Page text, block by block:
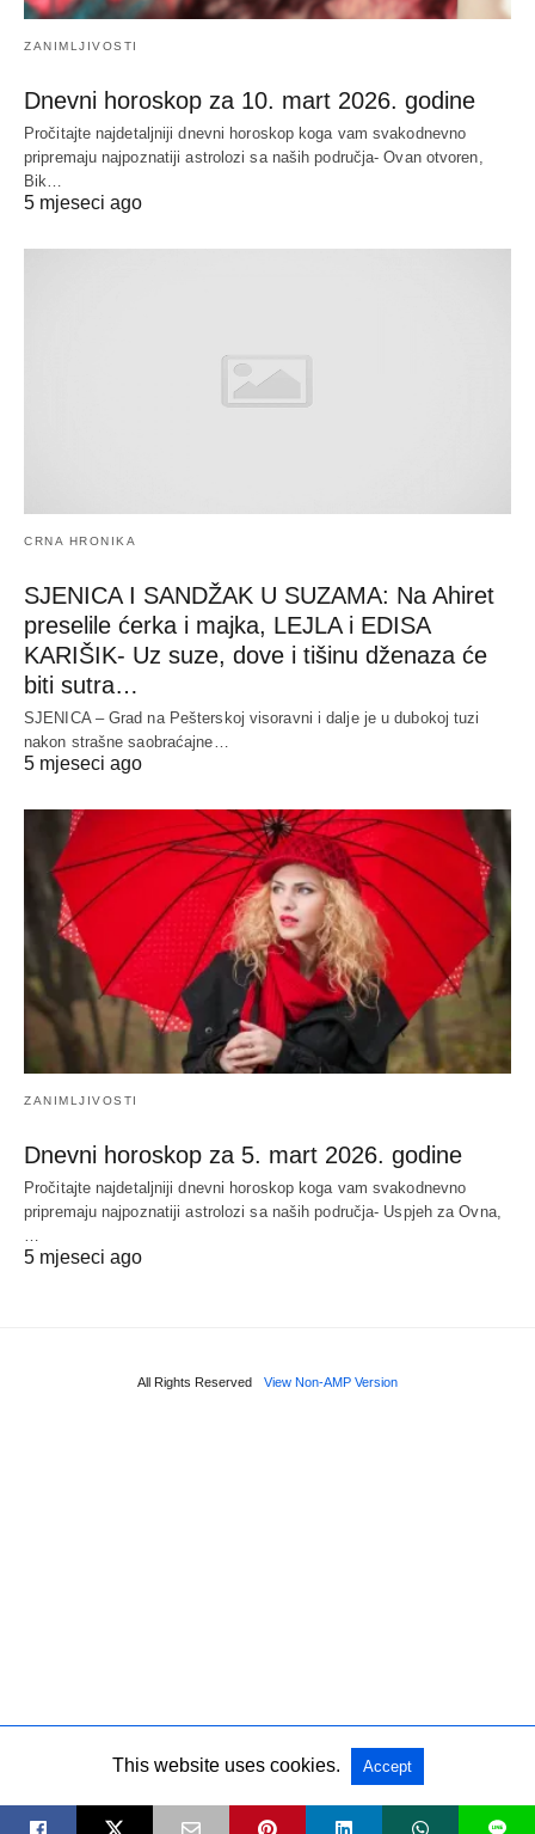
ZANIMLJIVOSTI
Dnevni horoskop za 10. mart 2026. godine
Pročitajte najdetaljniji dnevni horoskop koga vam svakodnevno
pripremaju najpoznatiji astrolozi sa naših područja- Ovan otvoren,
Bik…
5 mjeseci ago
CRNA HRONIKA
SJENICA I SANDŽAK U SUZAMA: Na Ahiret
preselile ćerka i majka, LEJLA i EDISA
KARIŠIK- Uz suze, dove i tišinu dženaza će
biti sutra…
SJENICA – Grad na Pešterskoj visoravni i dalje je u dubokoj tuzi
nakon strašne saobraćajne…
5 mjeseci ago
ZANIMLJIVOSTI
Dnevni horoskop za 5. mart 2026. godine
Pročitajte najdetaljniji dnevni horoskop koga vam svakodnevno
pripremaju najpoznatiji astrolozi sa naših područja- Uspjeh za Ovna,
…
5 mjeseci ago
All Rights Reserved View Non-AMP Version
L
This website uses cookies. Accept